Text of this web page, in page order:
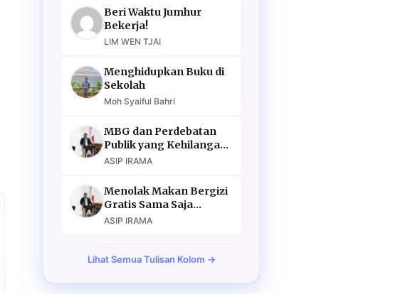
Beri Waktu Jumhur
Bekerja!
LIM WEN TJAI
Menghidupkan Buku di
Sekolah
Moh Syaiful Bahri
MBG dan Perdebatan
Publik yang Kehilangan
Argumen
ASIP IRAMA
Menolak Makan Bergizi
Gratis Sama Saja
Menolak Masa Depan
ASIP IRAMA
Lihat Semua Tulisan Kolom →